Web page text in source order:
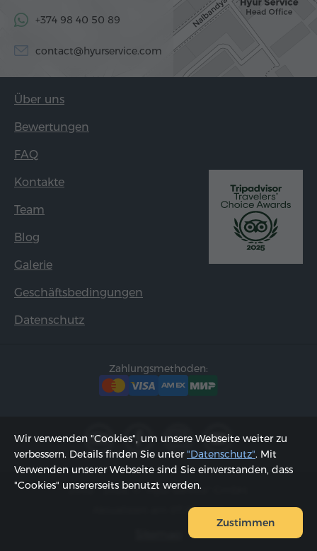
+374 98 40 50 89
contact@hyurservice.com
Über uns
Bewertungen
FAQ
Kontakte
Team
Blog
Galerie
Geschäftsbedingungen
Datenschutz
Zahlungsmethoden:
2002 - 2026, © "Hyur Service" GmbH;
Aktualisiert am 07.08.2026
Wir verwenden "Cookies", um unsere Webseite weiter zu
verbessern. Details finden Sie unter"Datenschutz". Mit
Verwenden unserer Webseite sind Sie einverstanden, dass
"Cookies" unsererseits benutzt werden.
Zustimmen